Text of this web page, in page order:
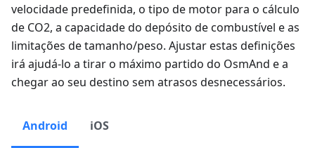
velocidade predefinida, o tipo de motor para o cálculo
de CO2, a capacidade do depósito de combustível e as
limitações de tamanho/peso. Ajustar estas definições
irá ajudá-lo a tirar o máximo partido do OsmAnd e a
chegar ao seu destino sem atrasos desnecessários.
Android iOS